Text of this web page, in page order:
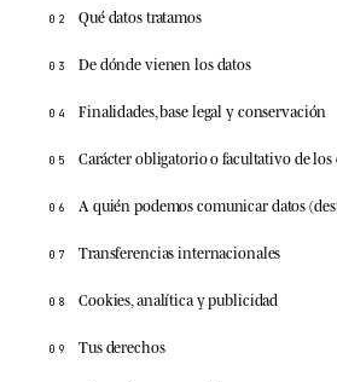
02 Qué datos tratamos
03 De dónde vienen los datos
04 Finalidades, base legal y conservación
05 Carácter obligatorio o facultativo de los
06 A quién podemos comunicar datos
07 Transferencias internacionales
08 Cookies, analítica y publicidad
09 Tus derechos